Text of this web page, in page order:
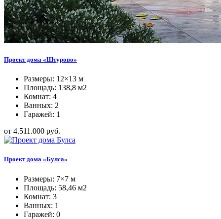
Проект дома «Штурово»
Размеры: 12×13 м
Площадь: 138,8 м2
Комнат: 4
Ванных: 2
Гаражей: 1
от 4.511.000 руб.
Проект дома «Булса»
Размеры: 7×7 м
Площадь: 58,46 м2
Комнат: 3
Ванных: 1
Гаражей: 0